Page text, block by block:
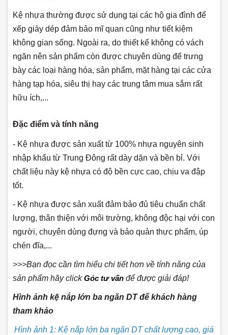
Kệ nhựa thường được sử dụng tại các hộ gia đình để
xếp giày dép đảm bảo mĩ quan cũng như tiết kiệm
không gian sống. Ngoài ra, do thiết kế không có vách
ngăn nên sản phẩm còn được chuyên dùng để trưng
bày các loại hàng hóa, sản phẩm, mặt hàng tại các cửa
hàng tạp hóa, siêu thị hay các trung tâm mua sắm rất
hữu ích,...
Đặc điểm và tính năng
- Kệ nhựa được sản xuất từ 100% nhựa nguyên sinh
nhập khẩu từ Trung Đông rất dày dặn và bền bỉ. Với
chất liệu này kệ nhựa có độ bền cực cao, chịu va đập
tốt.
- Kệ nhựa được sản xuất đảm bảo đủ tiêu chuẩn chất
lượng, thân thiện với môi trường, không độc hại với con
người, chuyên dùng đựng và bảo quản thực phẩm, úp
chén đĩa,...
>>>Bạn đọc cần tìm hiểu chi tiết hơn về tính năng của
sản phẩm hãy clickGóc tư vấn để được giải đáp!
Hình ảnh kệ nắp lớn ba ngăn DT để khách hàng
tham khảo
Hình ảnh 1: Kệ nắp lớn ba ngăn DT chất lượng cao, giá